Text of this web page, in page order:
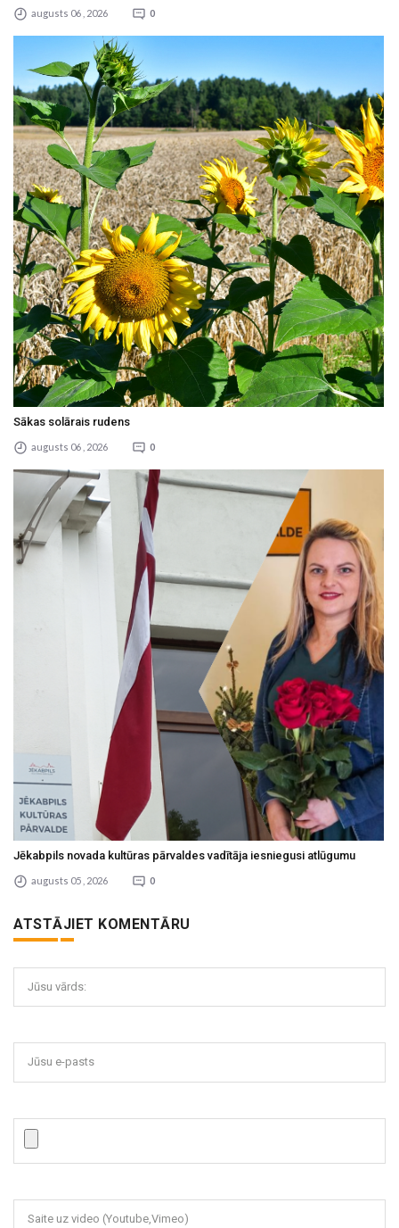
augusts 06 , 2026 0
Sākas solārais rudens
augusts 06 , 2026 0
Jēkabpils novada kultūras pārvaldes vadītāja iesniegusi atlūgumu
augusts 05 , 2026 0
ATSTĀJIET KOMENTĀRU
Jūsu vārds:
Jūsu e-pasts
Saite uz video (Youtube,Vimeo)